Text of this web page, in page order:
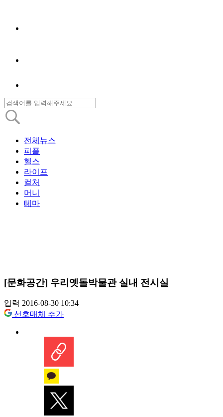
전체뉴스
피플
헬스
라이프
컬처
머니
테마
[문화공간] 우리옛돌박물관 실내 전시실
입력 2016-08-30 10:34
선호매체 추가